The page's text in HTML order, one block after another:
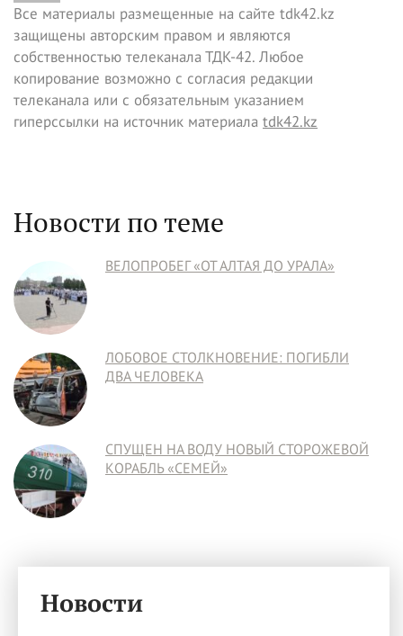
Все материалы размещенные на сайте tdk42.kz
защищены авторским правом и являются
собственностью телеканала ТДК-42. Любое
копирование возможно с согласия редакции
телеканала или с обязательным указанием
гиперссылки на источник материала tdk42.kz
Новости по теме
ВЕЛОПРОБЕГ «ОТ АЛТАЯ ДО УРАЛА»
ЛОБОВОЕ СТОЛКНОВЕНИЕ: ПОГИБЛИ
ДВА ЧЕЛОВЕКА
СПУЩЕН НА ВОДУ НОВЫЙ СТОРОЖЕВОЙ
КОРАБЛЬ «СЕМЕЙ»
Новости